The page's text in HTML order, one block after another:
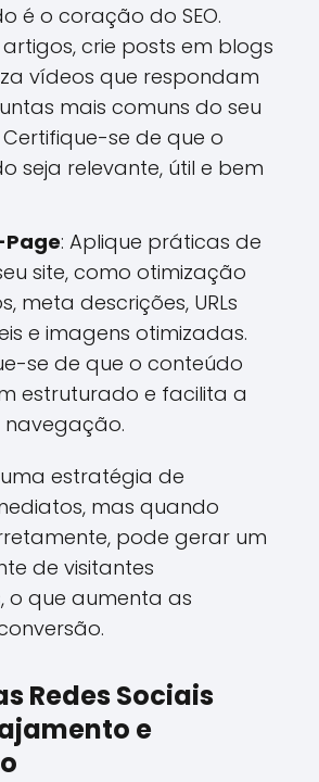
é o coração do SEO.
artigos, crie posts em blogs
vídeos que respondam
mais comuns do seu
se de que o
seja relevante, útil e bem
Page: Aplique práticas de
site, como otimização
meta descrições, URLs
e imagens otimizadas.
se de que o conteúdo
estruturado e facilita a
navegação.
uma estratégia de
mas quando
pode gerar um
de visitantes
o que aumenta as
Redes Sociais
e